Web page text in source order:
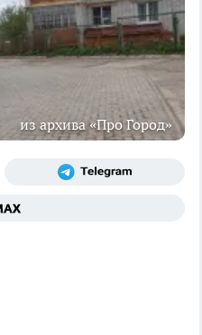
из архива «Про Город»